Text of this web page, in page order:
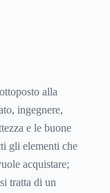
alla
ingegnere,
e le buone
gli elementi che
acquistare;
tratta di un